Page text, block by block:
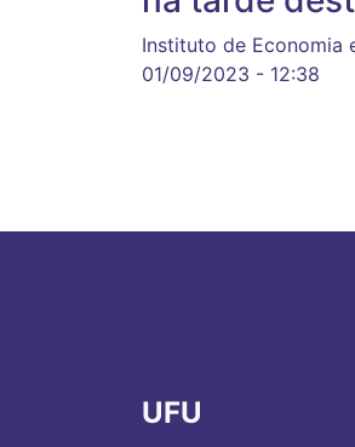
Instituto de Economia
01/09/2023 - 12:38
UFU